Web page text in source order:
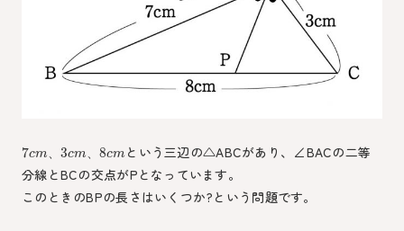
7cm 3cm 8cm という三辺の△ABCがあり、∠BACの二等
分線とBCの交点がPとなっています。
このときのBPの長さはいくつか?という問題です。